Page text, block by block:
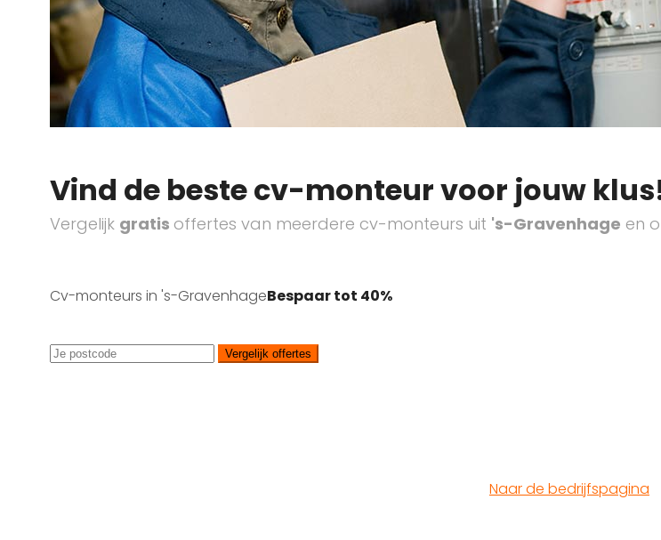
Vind de beste cv-monteur voor jouw
Vergelijk gratis offertes van meerdere cv-monteurs uit 's-Gravenhage en
Cv-monteurs in 's-GravenhageBespaar tot 40%
Vergelijk offertes
Naar de bedrijfspagina